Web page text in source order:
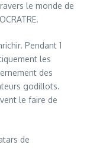
le monde de
Pendant 1
les
des
godillots.
le faire de
de